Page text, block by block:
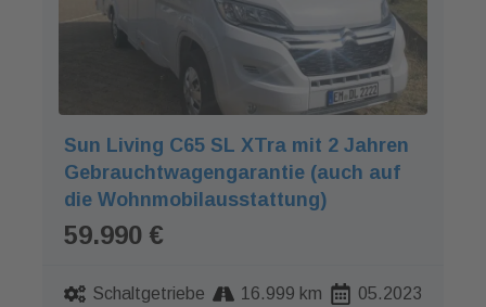
Sun Living C65 SL XTra mit 2 Jahren
Gebrauchtwagengarantie (auch auf
die Wohnmobilausstattung)
59.990 €
Schaltgetriebe 16.999 km 05.2023